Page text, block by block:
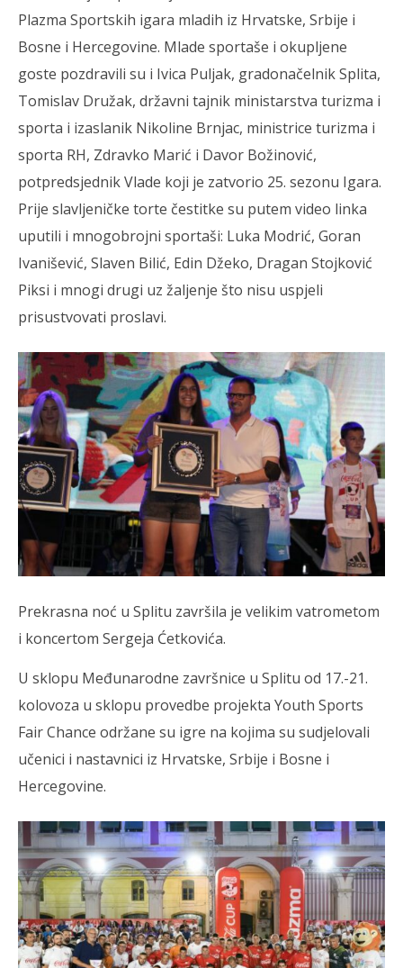
Plazma Sportskih igara mladih iz Hrvatske, Srbije i
Bosne i Hercegovine. Mlade sportaše i okupljene
goste pozdravili su i Ivica Puljak, gradonačelnik Splita,
Tomislav Družak, državni tajnik ministarstva turizma i
sporta i izaslanik Nikoline Brnjac, ministrice turizma i
sporta RH, Zdravko Marić i Davor Božinović,
potpredsjednik Vlade koji je zatvorio 25. sezonu Igara.
Prije slavljeničke torte čestitke su putem video linka
uputili i mnogobrojni sportaši: Luka Modrić, Goran
Ivanišević, Slaven Bilić, Edin Džeko, Dragan Stojković
Piksi i mnogi drugi uz žaljenje što nisu uspjeli
prisustvovati proslavi.
Prekrasna noć u Splitu završila je velikim vatrometom
i koncertom Sergeja Ćetkovića.
U sklopu Međunarodne završnice u Splitu od 17.-21.
kolovoza u sklopu provedbe projekta Youth Sports
Fair Chance održane su igre na kojima su sudjelovali
učenici i nastavnici iz Hrvatske, Srbije i Bosne i
Hercegovine.